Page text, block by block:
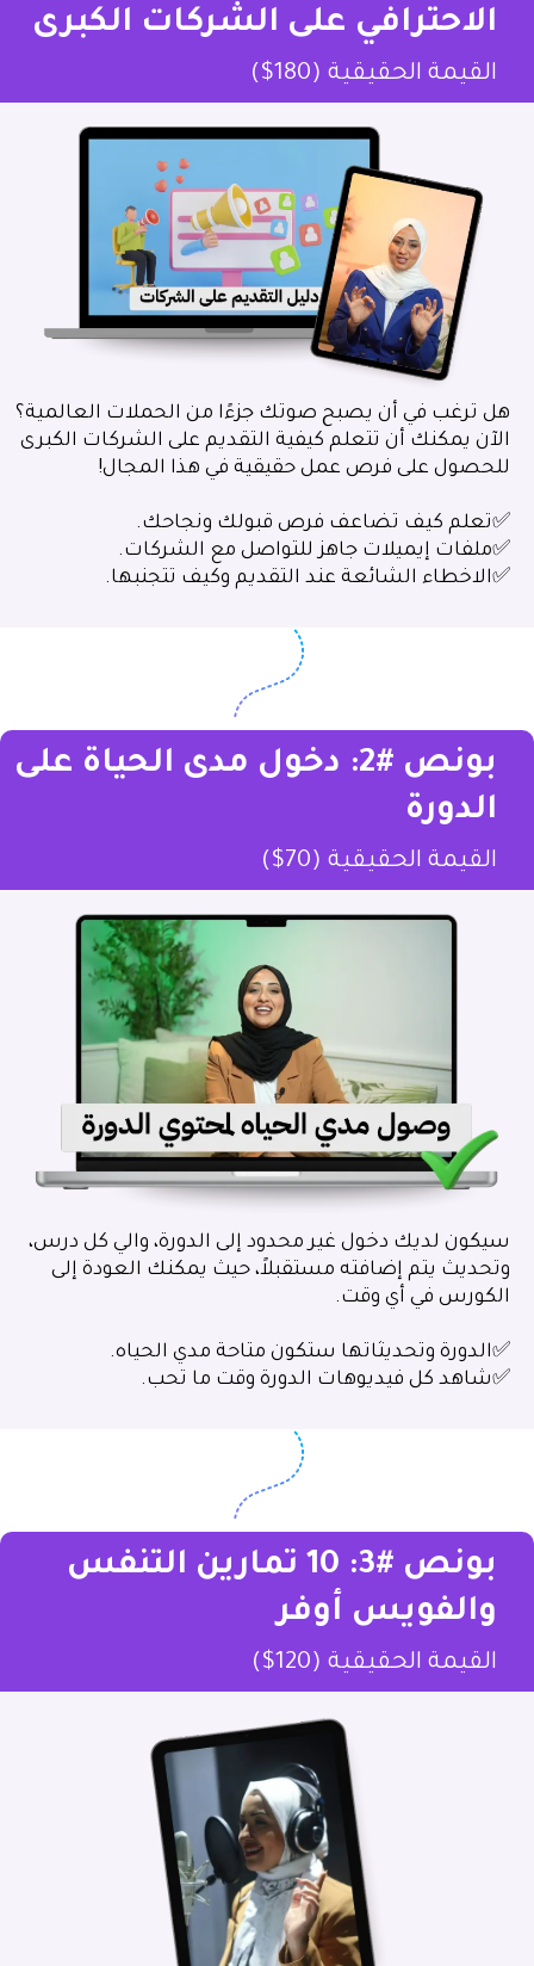
الاحترافي على الشركات الكبرى
القيمة الحقيقية (180$)
هل ترغب في أن يصبح صوتك جزءًا من الحملات العالمية؟
الآن يمكنك أن تتعلم كيفية التقديم على الشركات الكبرى
للحصول على فرص عمل حقيقية في هذا المجال!
✅تعلم كيف تضاعف فرص قبولك ونجاحك.
✅ملفات إيميلات جاهز للتواصل مع الشركات.
✅الاخطاء الشائعة عند التقديم وكيف تتجنبها.
بونص #2: دخول مدى الحياة على
الدورة
القيمة الحقيقية (70$)
سيكون لديك دخول غير محدود إلى الدورة، والي كل درس،
وتحديث يتم إضافته مستقبلاً، حيث يمكنك العودة إلى
الكورس في أي وقت.
✅الدورة وتحديثاتها ستكون متاحة مدي الحياه.
✅شاهد كل فيديوهات الدورة وقت ما تحب.
بونص #3: 10 تمارين التنفس
والفويس أوفر
القيمة الحقيقية (120$)